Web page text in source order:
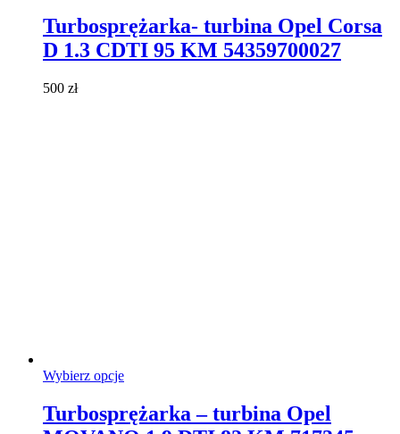
ma
wiele
wariantów.
Turbosprężarka- turbina Opel Corsa
D 1.3 CDTI 95 KM 54359700027
500 zł
Wybierz opcjeTen
wiele
Turbosprężarka – turbina Opel